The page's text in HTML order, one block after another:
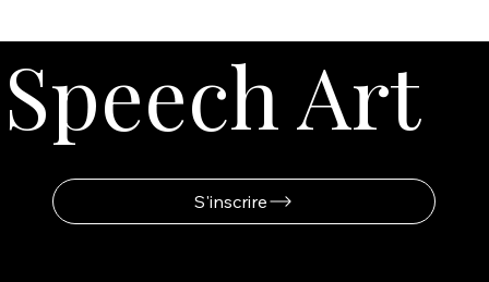
Speech Art
S'inscrire